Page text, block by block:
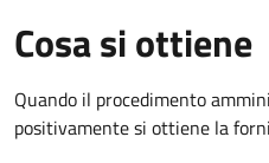
Cosa si ottiene
Quando il procedimento
positivamente si ottiene la